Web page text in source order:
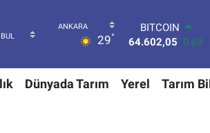
29°
DOLAR
47,5986
0.06
55,0700 0.1
STERLİN
Dünyada Tarım Yerel Tarım